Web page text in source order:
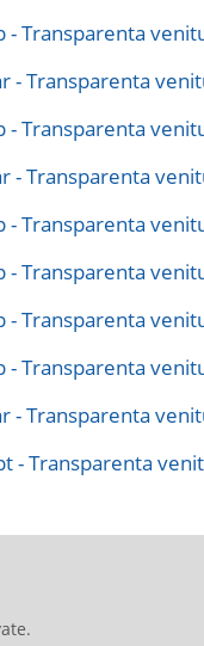
- Transparenta
- Transparenta
- Transparenta
- Transparenta
- Transparenta
- Transparenta
- Transparenta
- Transparenta
- Transparenta
- Transparenta